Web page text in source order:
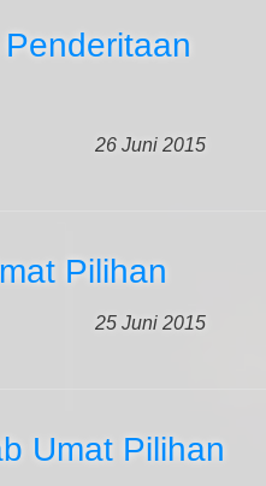
26 Juni 2015
Pilihan
25 Juni 2015
Umat Pilihan